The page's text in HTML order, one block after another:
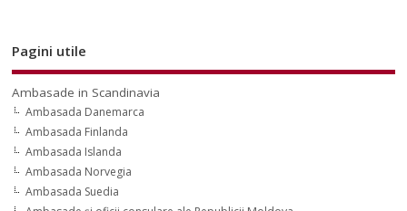
Pagini utile
Ambasade in Scandinavia
Ambasada Danemarca
Ambasada Finlanda
Ambasada Islanda
Ambasada Norvegia
Ambasada Suedia